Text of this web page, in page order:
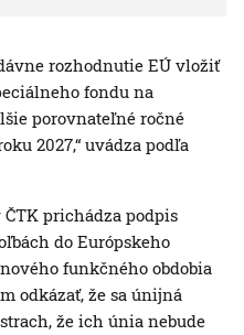
rozhodnutie EÚ vložiť
fondu na
porovnateľné ročné
2027,“ uvádza podľa
prichádza podpis
do Európskeho
funkčného obdobia
odkázať, že sa únijná
že ich únia nebude